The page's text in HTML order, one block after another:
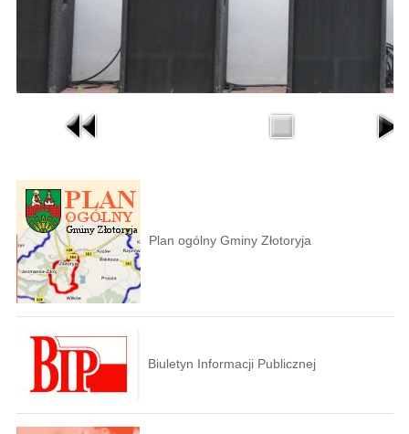
Plan ogólny Gminy Złotoryja
Biuletyn Informacji Publicznej